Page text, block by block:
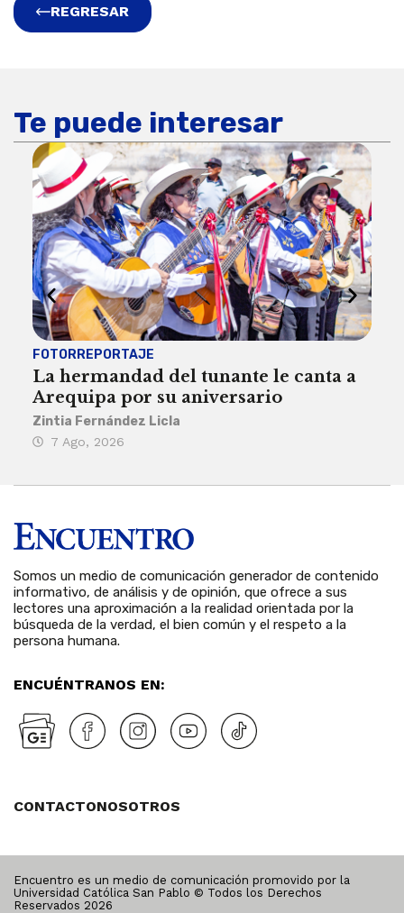
REGRESAR
Te puede interesar
FOTORREPORTAJE
La hermandad del tunante le canta a
Arequipa por su aniversario
Zintia Fernández Licla
7 Ago, 2026
Somos un medio de comunicación generador de contenido
informativo, de análisis y de opinión, que ofrece a sus
lectores una aproximación a la realidad orientada por la
búsqueda de la verdad, el bien común y el respeto a la
persona humana.
ENCUÉNTRANOS EN:
CONTACTONOSOTROS
Encuentro es un medio de comunicación promovido por la
Universidad Católica San Pablo © Todos los Derechos
Reservados 2026